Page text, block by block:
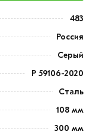
483
Россия
Серый
Р 59106-2020
Сталь
108 мм
300 мм